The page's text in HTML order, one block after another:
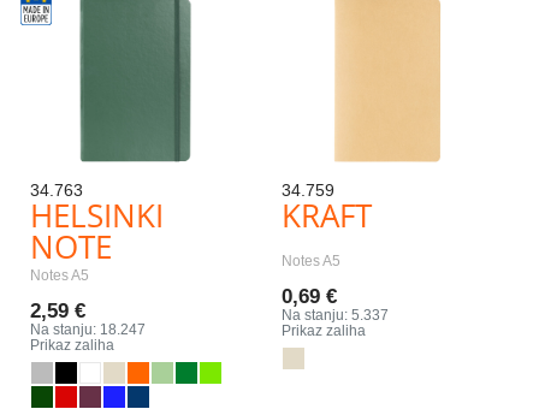
34.763
HELSINKI
NOTE
Notes A5
2,59 €
Na stanju: 18.247
Prikaz zaliha
34.759
KRAFT
Notes A5
0,69 €
Na stanju: 5.337
Prikaz zaliha